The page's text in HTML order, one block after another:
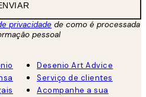
privacidade de como é processada
pessoal
Desenio Art Advice
Serviço de clientes
Acompanhe a sua